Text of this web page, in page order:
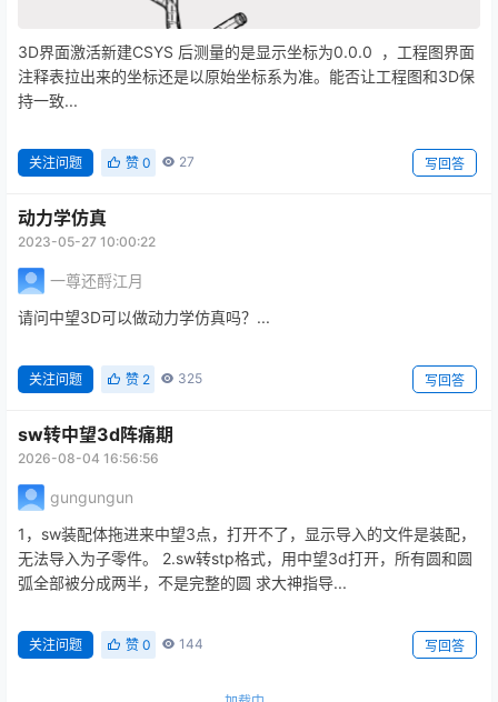
3D界面激活新建CSYS 后测量的是显示坐标为0.0.0 ，工程图界面
注释表拉出来的坐标还是以原始坐标系为准。能否让工程图和3D保
持一致...
关注问题 赞 0 27 写回答
动力学仿真
2023-05-27 10:00:22
一尊还酹江月
请问中望3D可以做动力学仿真吗？...
关注问题 赞 2 325 写回答
sw转中望3d阵痛期
2026-08-04 16:56:56
gungungun
1，sw装配体拖进来中望3点，打开不了，显示导入的文件是装配，
无法导入为子零件。 2.sw转stp格式，用中望3d打开，所有圆和圆
弧全部被分成两半，不是完整的圆 求大神指导...
关注问题 赞 0 144 写回答